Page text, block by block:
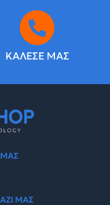
ΚΑΛΕΣΕ ΜΑΣ
ΜΑΣ